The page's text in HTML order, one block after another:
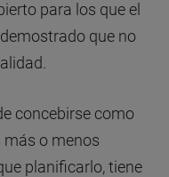
para los que el
que no
concebirse como
o menos
planificarlo, tiene